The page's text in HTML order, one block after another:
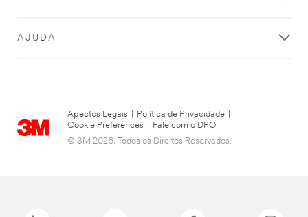
AJUDA
Apectos Legais Política de Privacidade
Cookie Preferences
Fale com o DPO
© 3M 2026. Todos os Direitos Reservados.